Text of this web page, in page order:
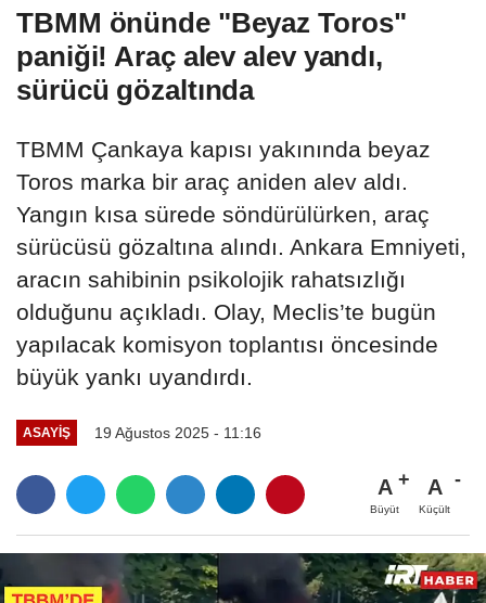
TBMM önünde "Beyaz Toros"
paniği! Araç alev alev yandı,
sürücü gözaltında
TBMM Çankaya kapısı yakınında beyaz
Toros marka bir araç aniden alev aldı.
Yangın kısa sürede söndürülürken, araç
sürücüsü gözaltına alındı. Ankara Emniyeti,
aracın sahibinin psikolojik rahatsızlığı
olduğunu açıkladı. Olay, Meclis’te bugün
yapılacak komisyon toplantısı öncesinde
büyük yankı uyandırdı.
ASAYIŞ 19 Ağustos 2025 - 11:16
A
Büyüt
A
Küçült